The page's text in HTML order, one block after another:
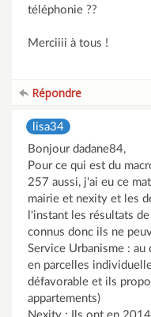
téléphonie ??
Merciiii à tous !
Répondre
lisa34
Bonjour dadane84,
Pour ce qui est du
257 aussi, j'ai eu ce
mairie et nexity et les
l'instant les résultats
connus donc ils ne
Service Urbanisme :
en parcelles
défavorable et ils
appartements)